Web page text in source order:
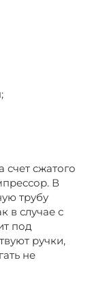
счет сжатого
В
трубу
в случае с
под
ручки,
не